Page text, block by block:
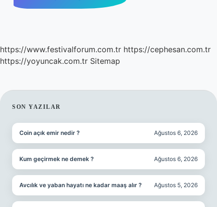
https://www.festivalforum.com.tr https://cephesan.com.tr
https://yoyuncak.com.tr Sitemap
SIDEBAR
SON YAZILAR
Coin açık emir nedir ? Ağustos 6, 2026
Kum geçirmek ne demek ? Ağustos 6, 2026
Avcılık ve yaban hayatı ne kadar maaş alır ? Ağustos 5, 2026